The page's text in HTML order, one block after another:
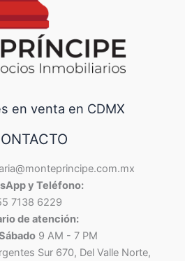
de México
05200
Monte, Cuajimalpa de Morelos
en venta en CDMX
y Teléfono:
7138 6229
de atención:
9 AM - 7 PM
Sur 670, Del Valle Norte,